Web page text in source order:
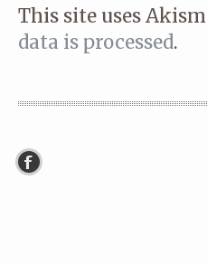
This site uses
data is processed.